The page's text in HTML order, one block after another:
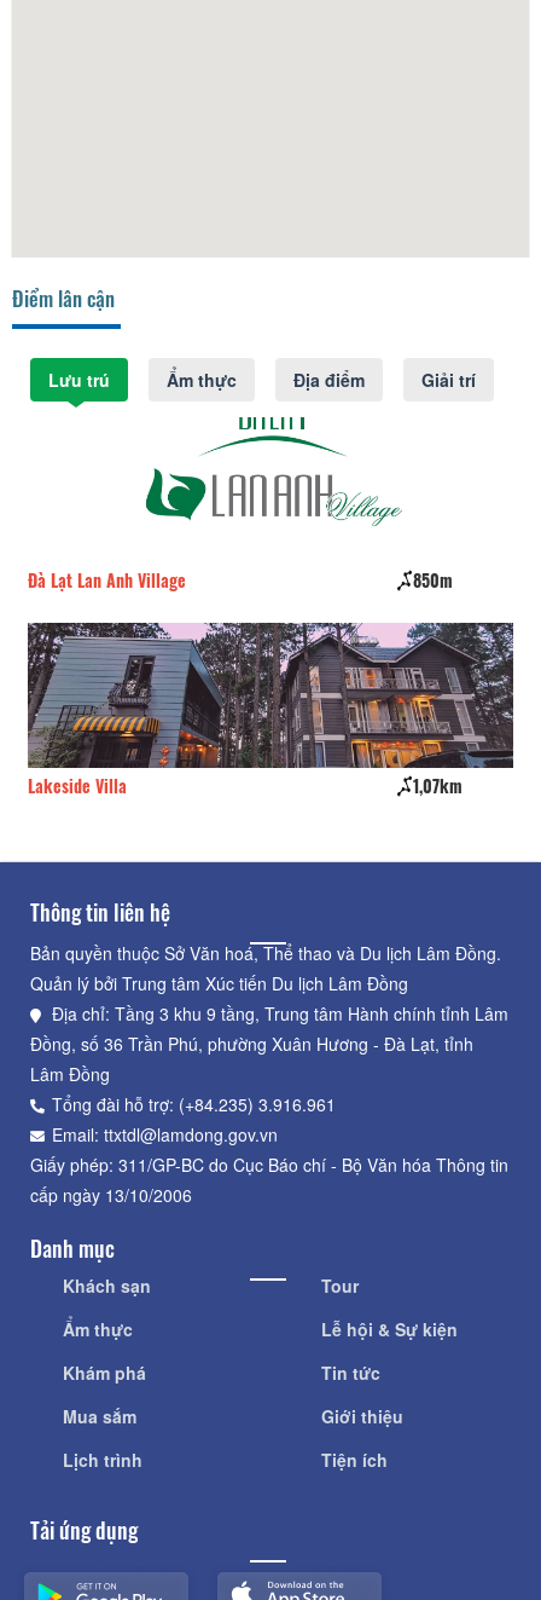
Điểm lân cận
Lưu trú Ẩm thực Địa điểm Giải trí
Đà Lạt Lan Anh Village 850m
Lakeside Villa 1,07km
Thông tin liên hệ
Bản quyền thuộc Sở Văn hoá, Thể thao và Du lịch Lâm Đồng.
Quản lý bởi Trung tâm Xúc tiến Du lịch Lâm Đồng
Địa chỉ: Tầng 3 khu 9 tầng, Trung tâm Hành chính tỉnh Lâm
Đồng, số 36 Trần Phú, phường Xuân Hương - Đà Lạt, tỉnh
Lâm Đồng
Tổng đài hỗ trợ: (+84.235) 3.916.961
Email: ttxtdl@lamdong.gov.vn
Giấy phép: 311/GP-BC do Cục Báo chí - Bộ Văn hóa Thông tin
cấp ngày 13/10/2006
Danh mục
Khách sạn
Ẩm thực
Khám phá
Mua sắm
Lịch trình
Tour
Lễ hội & Sự kiện
Tin tức
Giới thiệu
Tiện ích
Tải ứng dụng